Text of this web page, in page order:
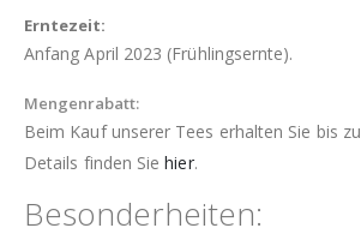
Erntezeit:
Anfang April 2023 (Frühlingsernte).
Mengenrabatt:
Beim Kauf unserer Tees erhalten Sie bis zu
Details finden Siehier.
Besonderheiten: